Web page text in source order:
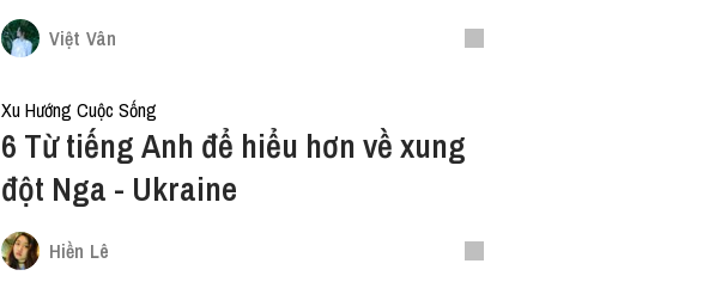
Việt Vân
Xu Hướng Cuộc Sống
6 Từ tiếng Anh để hiểu hơn về xung
đột Nga - Ukraine
Hiền Lê